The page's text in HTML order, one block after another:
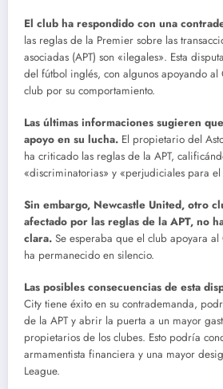
El club ha respondido con una
las reglas de la Premier sobre las
asociadas (APT) son «ilegales». Esta
del fútbol inglés, con algunos apoyando al
club por su comportamiento.
Las últimas informaciones sugieren
apoyo en su lucha. El propietario del
ha criticado las reglas de la APT,
«discriminatorias» y «perjudiciales para
Sin embargo, Newcastle United, otro
afectado por las reglas de la APT, no
clara. Se esperaba que el club apoyara al
ha permanecido en silencio.
Las posibles consecuencias de esta
City tiene éxito en su contrademanda,
de la APT y abrir la puerta a un mayor
propietarios de los clubes. Esto podría
armamentista financiera y una mayor
League.